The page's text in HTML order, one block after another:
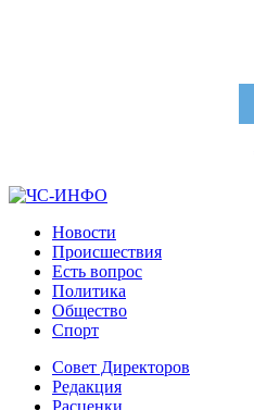
Новости
Происшествия
Есть вопрос
Политика
Общество
Спорт
Совет Директоров
Редакция